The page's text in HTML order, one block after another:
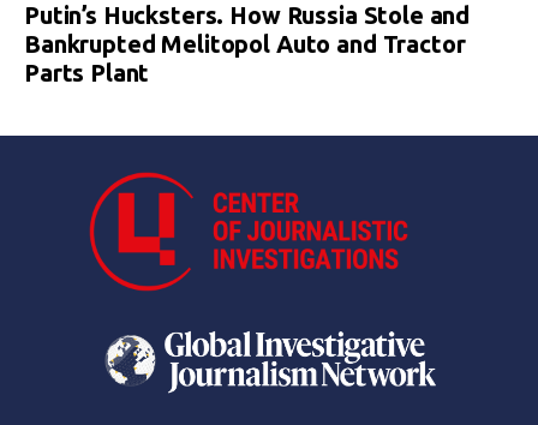
Putin’s Hucksters. How Russia Stole and
Bankrupted Melitopol Auto and Tractor
Parts Plant